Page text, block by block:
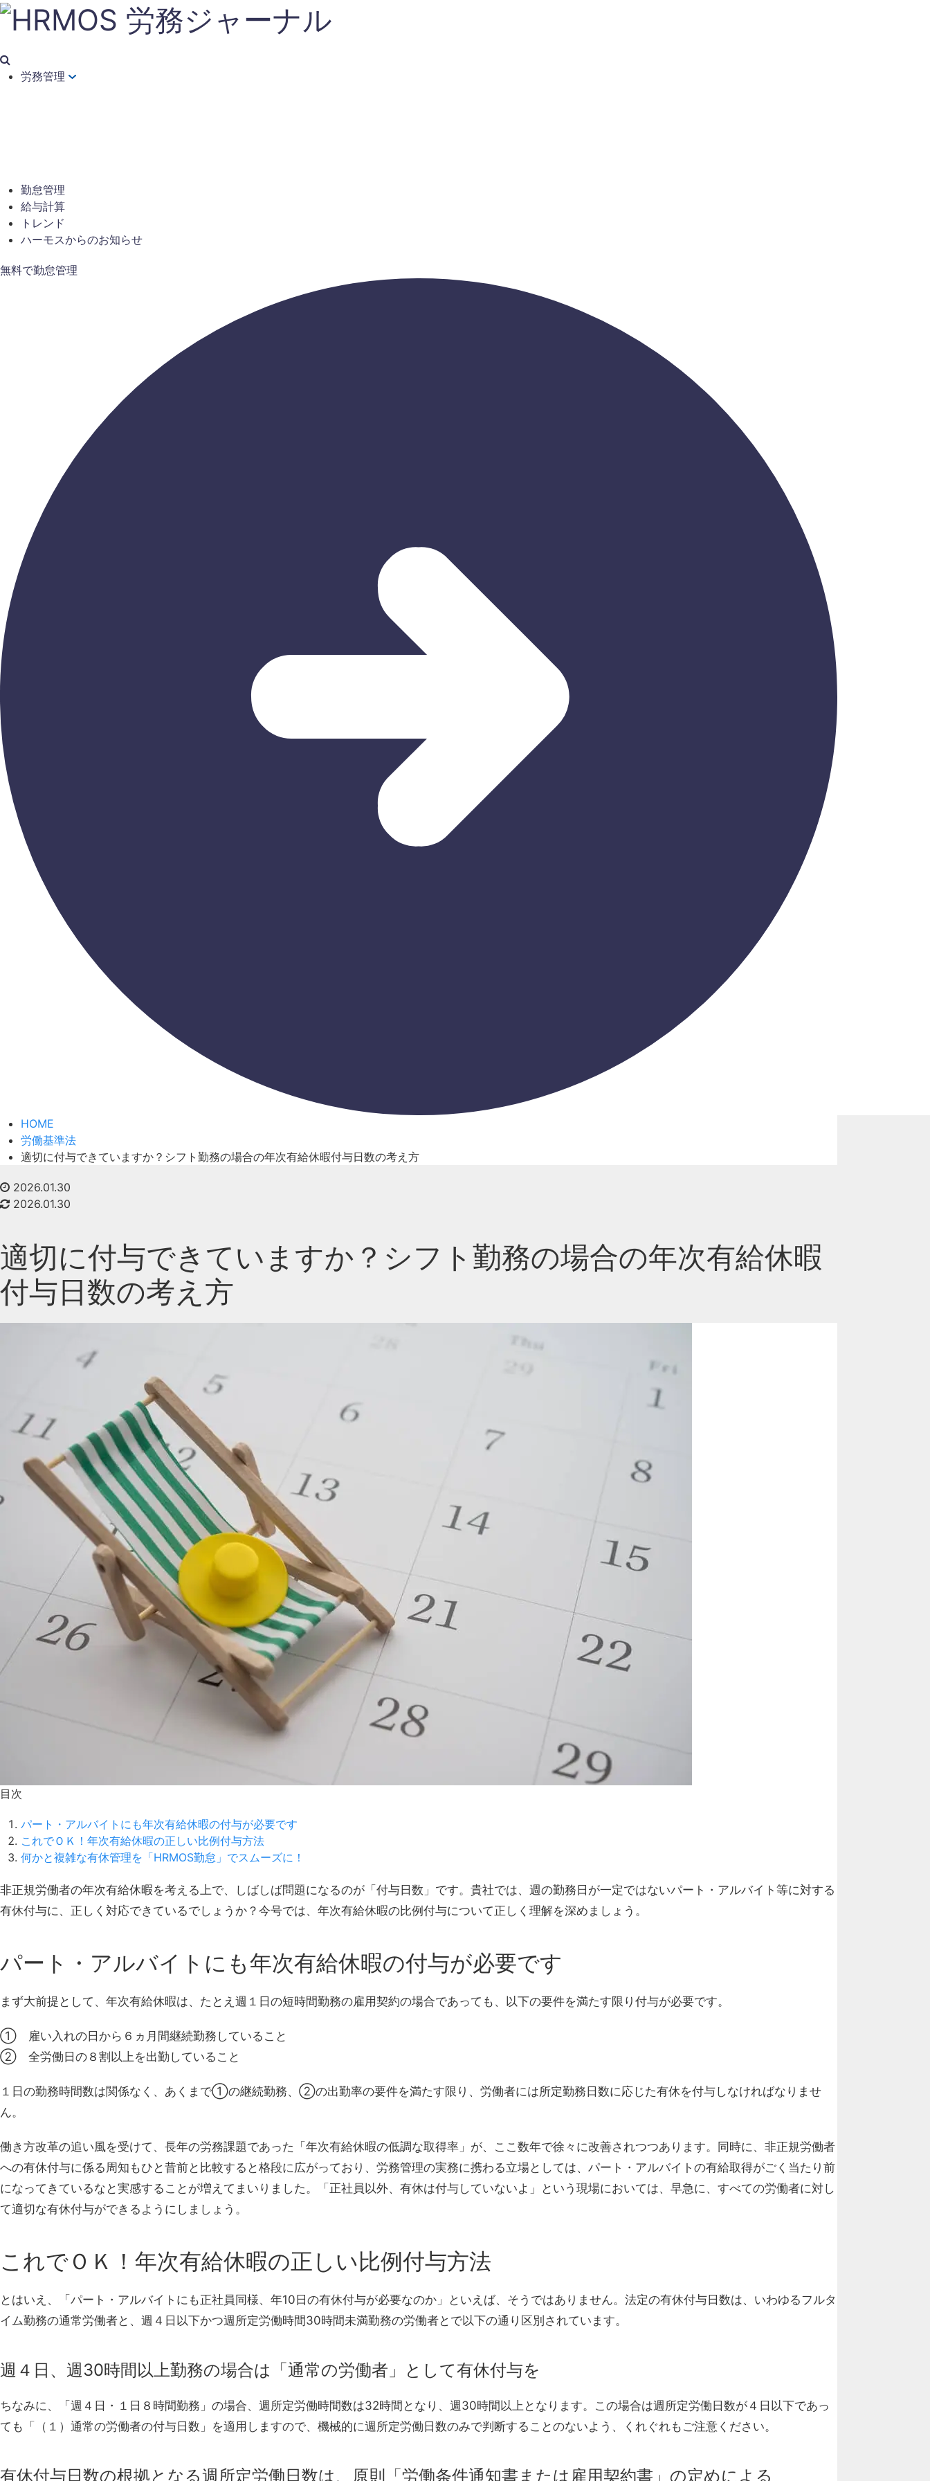
労務管理
勤怠管理
給与計算
トレンド
ハーモスからのお知らせ
無料で勤怠管理
HOME
労働基準法
適切に付与できていますか？シフト勤務の場合の年次有給休暇付与日数の考え方
2026.01.30
2026.01.30
適切に付与できていますか？シフト勤務の場合の年次有給休暇
付与日数の考え方
目次
パート・アルバイトにも年次有給休暇の付与が必要です
これでＯＫ！年次有給休暇の正しい比例付与方法
何かと複雑な有休管理を「HRMOS勤怠」でスムーズに！
非正規労働者の年次有給休暇を考える上で、しばしば問題になるのが「付与日数」です。貴社では、週の勤務日が一定ではないパート・アルバイト等に対する
有休付与に、正しく対応できているでしょうか？今号では、年次有給休暇の比例付与について正しく理解を深めましょう。
パート・アルバイトにも年次有給休暇の付与が必要です
まず大前提として、 年次有給休暇は、たとえ週１日の短時間勤務の雇用契約の場合であっても、以下の要件を満たす限り付与が必要です。
① 雇い入れの日から６ヵ月間継続勤務していること
② 全労働日の８割以上を出勤していること
１日の勤務時間数は関係なく、あくまで①の継続勤務、②の出勤率の要件を満たす限り、労働者には所定勤務日数に応じた有休を付与しなければなりませ
ん。
働き方改革の追い風を受けて、長年の労務課題であった「年次有給休暇の低調な取得率」が、ここ数年で徐々に改善されつつあります。同時に、非正規労働者
への有休付与に係る周知もひと昔前と比較すると格段に広がっており、労務管理の実務に携わる立場としては、パート・アルバイトの有給取得がごく当たり前
になってきているなと実感することが増えてまいりました。
「正社員以外、有休は付与していないよ」という現場においては、早急に、すべての労働者に対し
て適切な有休付与ができるようにしましょう。
これでＯＫ！年次有給休暇の正しい比例付与方法
とはいえ、「パート・アルバイトにも正社員同様、年10日の有休付与が必要なのか」といえば、そうではありません。法定の有休付与日数は、いわゆるフルタ
イム勤務の通常労働者と、週４日以下かつ週所定労働時間30時間未満勤務の労働者とで以下の通り区別されています。
週４日、週30時間以上勤務の場合は「通常の労働者」として有休付与を
ちなみに、「週４日・１日８時間勤務」の場合、週所定労働時間数は32時間となり、週30時間以上となります。この場合は週所定労働日数が４日以下であっ
ても「（１）通常の労働者の付与日数」を適用しますので、機械的に週所定労働日数のみで判断することのないよう、くれぐれもご注意ください。
有休付与日数の根拠となる週所定労働日数は、原則「労働条件通知書または雇用契約書」の定めによる